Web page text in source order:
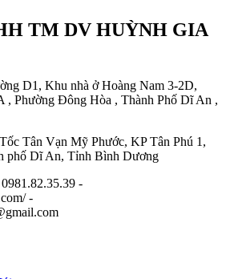
TM DV HUỲNH GIA
D1, Khu nhà ở Hoàng Nam 3-2D,
Phường Đông Hòa , Thành Phố Dĩ An ,
Tân Vạn Mỹ Phước, KP Tân Phú 1,
phố Dĩ An, Tỉnh Bình Dương
-
-